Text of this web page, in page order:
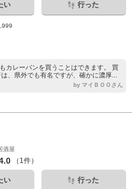
い 行った
カレーパンを買うことはできます。 買
、県外でも有名ですが、確かに濃厚...
by マイＢＯＯさん
酒屋
（1件）
い 行った